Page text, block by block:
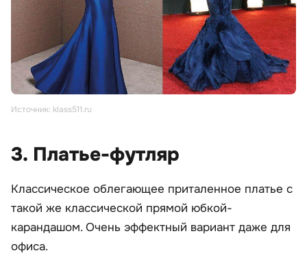
Источник: klass511.ru
3. Платье-футляр
Классическое облегающее приталенное платье с
такой же классической прямой юбкой-
карандашом. Очень эффектный вариант даже для
офиса.